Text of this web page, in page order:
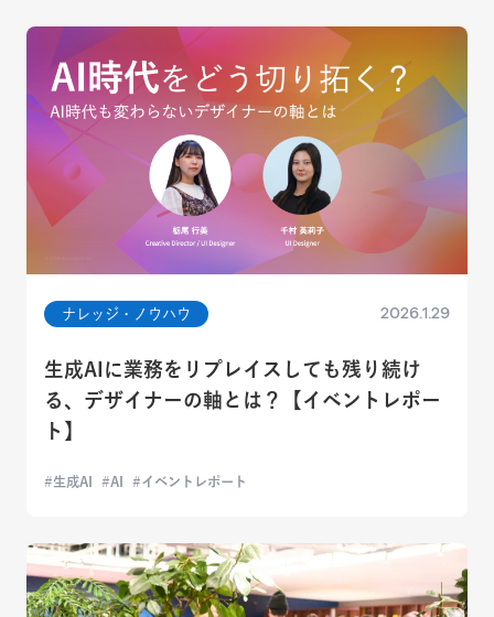
ナレッジ・ノウハウ 2026.1.29
生成AIに業務をリプレイスしても残り続け
る、デザイナーの軸とは？【イベントレポー
ト】
生成AI AI イベントレポート